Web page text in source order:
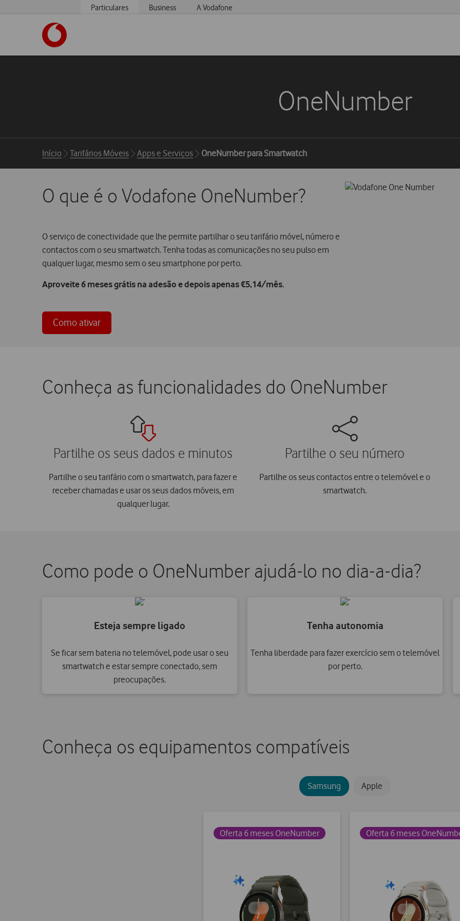
Particulares Business A Vodafone
OneNumber
Breadcrumbs
Início Tarifários Móveis Apps e Serviços OneNumber para Smartwatch
O que é o Vodafone OneNumber?
O serviço de conectividade que lhe permite partilhar o seu tarifário móvel, número e
contactos com o seu smartwatch. Tenha todas as comunicações no seu pulso em
qualquer lugar, mesmo sem o seu smartphone por perto.
Aproveite 6 meses grátis na adesão e depois apenas €5,14/mês.
Como ativar
Conheça as funcionalidades do OneNumber
Partilhe os seus dados e minutos
Partilhe o seu tarifário com o smartwatch, para fazer e
receber chamadas e usar os seus dados móveis, em
qualquer lugar.
Partilhe o seu número
Partilhe os seus contactos entre o telemóvel e o
smartwatch.
Como pode o OneNumber ajudá-lo no dia-a-dia?
Esteja sempre ligado
Se ficar sem bateria no telemóvel, pode usar o seu
smartwatch e estar sempre conectado, sem
preocupações.
Tenha autonomia
Tenha liberdade para fazer exercício sem o telemóvel
por perto.
Conheça os equipamentos compatíveis
Samsung Apple
Oferta 6 meses OneNumber Oferta 6 meses